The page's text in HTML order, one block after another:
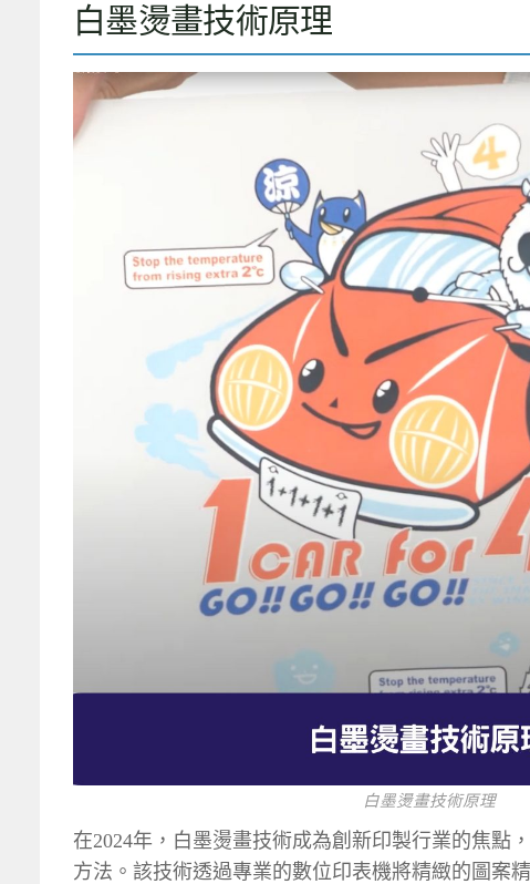
白墨燙畫技術原理
白墨燙畫技術原理
在2024年，白墨燙畫技術成為創新印製行業的焦點
方法。該技術透過專業的數位印表機將精緻的圖案